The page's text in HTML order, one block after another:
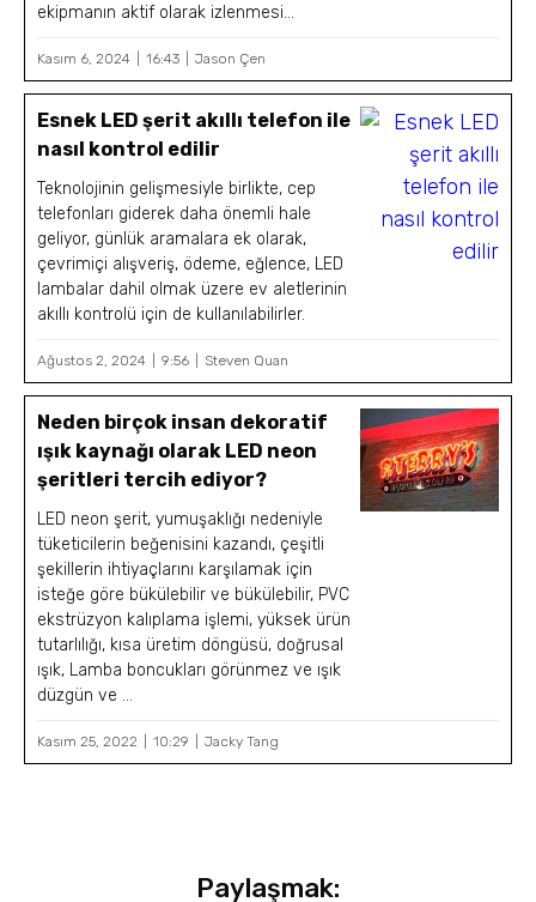
ekipmanın aktif olarak izlenmesi...
Kasım 6, 2024 16:43 Jason Çen
Esnek LED şerit akıllı telefon ile
nasıl kontrol edilir
Teknolojinin gelişmesiyle birlikte, cep
telefonları giderek daha önemli hale
geliyor, günlük aramalara ek olarak,
çevrimiçi alışveriş, ödeme, eğlence, LED
lambalar dahil olmak üzere ev aletlerinin
akıllı kontrolü için de kullanılabilirler.
Ağustos 2, 2024 9:56 Steven Quan
Neden birçok insan dekoratif
ışık kaynağı olarak LED neon
şeritleri tercih ediyor?
LED neon şerit, yumuşaklığı nedeniyle
tüketicilerin beğenisini kazandı, çeşitli
şekillerin ihtiyaçlarını karşılamak için
isteğe göre bükülebilir ve bükülebilir, PVC
ekstrüzyon kalıplama işlemi, yüksek ürün
tutarlılığı, kısa üretim döngüsü, doğrusal
ışık, Lamba boncukları görünmez ve ışık
düzgün ve ...
Kasım 25, 2022 10:29 Jacky Tang
Paylaşmak: